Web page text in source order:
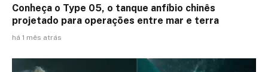
Conheça o Type 05, o tanque anfíbio chinês
projetado para operações entre mar e terra
há 1 mês atrás